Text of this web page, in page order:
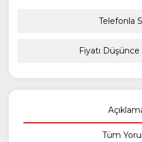
Telefonla
Fiyatı
Tüm